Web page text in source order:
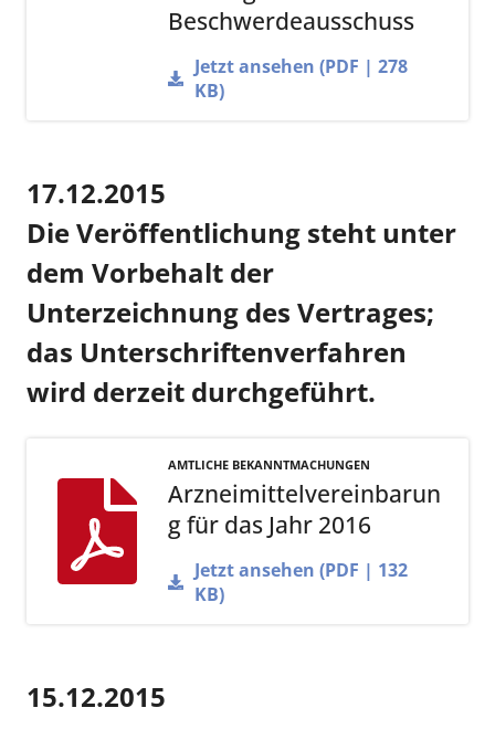
Beschwerdeausschuss
Jetzt ansehen (PDF | 278
KB)
17.12.2015
Die Veröffentlichung steht unter
dem Vorbehalt der
Unterzeichnung des Vertrages;
das Unterschriftenverfahren
wird derzeit durchgeführt.
AMTLICHE BEKANNTMACHUNGEN
Arzneimittelvereinbarun
g für das Jahr 2016
Jetzt ansehen (PDF | 132
KB)
15.12.2015